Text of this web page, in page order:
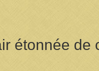
étonnée de